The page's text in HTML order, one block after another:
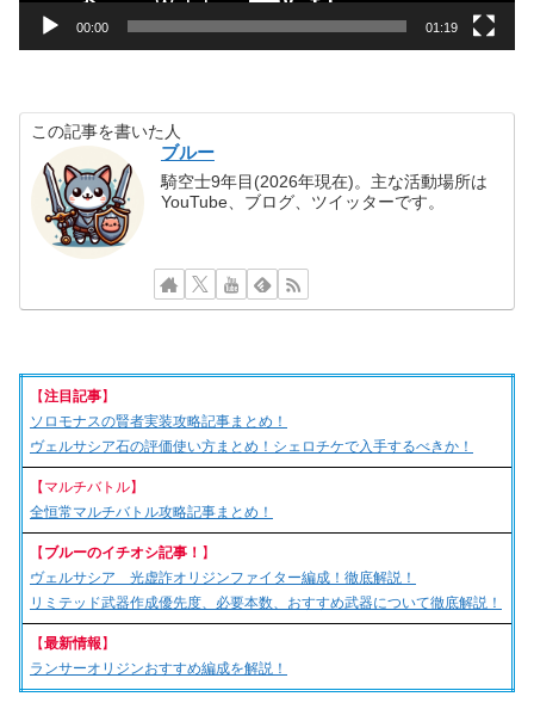
00:00 01:19
この記事を書いた人
ブルー
騎空士9年目(2026年現在)。主な活動場所は
YouTube、ブログ、ツイッターです。
【注目記事】
ソロモナスの賢者実装攻略記事まとめ！
ヴェルサシア石の評価使い方まとめ！シェロチケで入手するべきか！
【マルチバトル】
全恒常マルチバトル攻略記事まとめ！
【ブルーのイチオシ記事！ 】
ヴェルサシア 光虚詐オリジンファイター編成！徹底解説！
リミテッド武器作成優先度、必要本数、おすすめ武器について徹底解説！
【最新情報】
ランサーオリジンおすすめ編成を解説！